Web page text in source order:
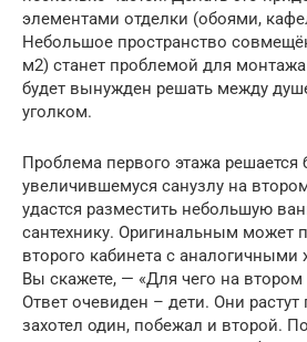
элементами отделки (обоями,
Небольшое пространство
м2) станет проблемой для
будет вынужден решать между
уголком.
Проблема первого этажа решается
увеличившемуся санузлу на
удастся разместить небольшую
сантехнику. Оригинальным может
второго кабинета с аналогичными
Вы скажете, — «Для чего на втором
Ответ очевиден – дети. Они
захотел один, побежал и второй.